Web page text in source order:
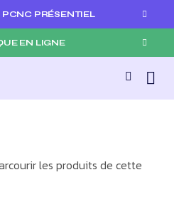
PRÉSENTIEL
EN LIGNE
les produits de cette